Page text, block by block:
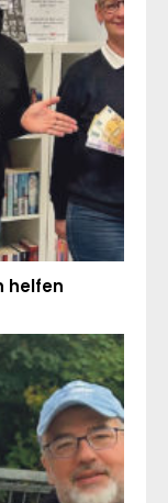
helfen